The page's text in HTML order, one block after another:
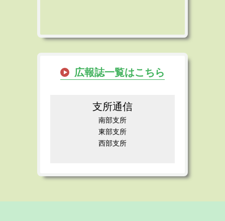
広報誌一覧はこちら
支所通信
南部支所
東部支所
西部支所